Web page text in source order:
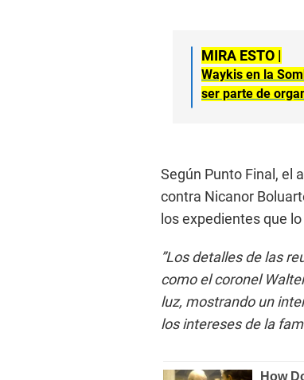
MIRA ESTO |
Waykis en la
ser parte de
Según Punto Final, el
contra Nicanor
los expedientes que
”Los detalles de las
como el coronel
luz, mostrando un
los intereses de la